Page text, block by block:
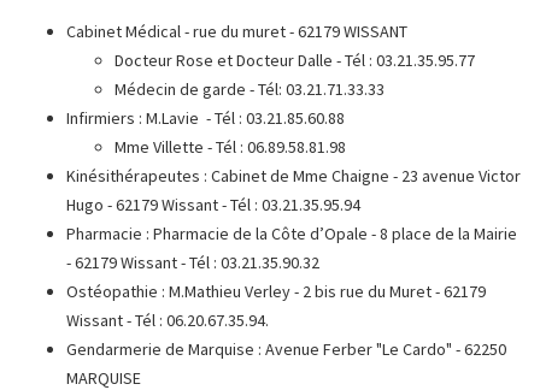
Cabinet Médical - rue du muret - 62179 WISSANT
Docteur Rose et Docteur Dalle - Tél : 03.21.35.95.77
Médecin de garde - Tél: 03.21.71.33.33
Infirmiers : M.Lavie - Tél : 03.21.85.60.88
Mme Villette - Tél : 06.89.58.81.98
Kinésithérapeutes : Cabinet de Mme Chaigne - 23 avenue Victor
Hugo - 62179 Wissant - Tél : 03.21.35.95.94
Pharmacie : Pharmacie de la Côte d’Opale - 8 place de la Mairie
- 62179 Wissant - Tél : 03.21.35.90.32
Ostéopathie : M.Mathieu Verley - 2 bis rue du Muret - 62179
Wissant - Tél : 06.20.67.35.94.
Gendarmerie de Marquise : Avenue Ferber "Le Cardo" - 62250
MARQUISE